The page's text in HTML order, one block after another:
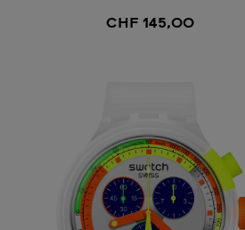
CHF 145,00